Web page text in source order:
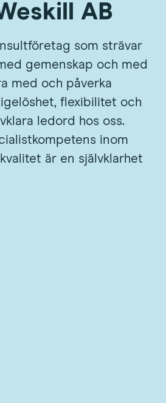
AB
som strävar
gemenskap och med
med och påverka
flexibilitet och
ledord hos oss.
inom
kvalitet är en självklarhet